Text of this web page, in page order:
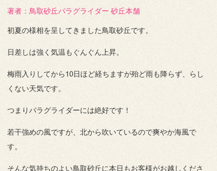
著者：️鳥取砂丘パラグライダー 砂丘本舗
初夏の様相を呈してきました鳥取砂丘です。
日差しは強く気温もぐんぐん上昇。
梅雨入りしてから10日ほど経ちますが殆ど雨も降らず、らし
くない天気です。
つまりパラグライダーには絶好です！
若干強めの風ですが、北から吹いているので爽やか海風で
す。
そんな気持ちのよい鳥取砂丘に本日もお客様がお越しくださ